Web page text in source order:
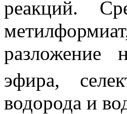
реакций.
эфира,
водорода и